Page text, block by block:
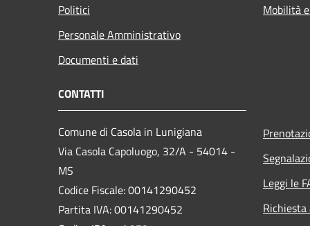
Politici
Personale Amministrativo
Documenti e dati
Mobilità
CONTATTI
Comune di Casola in Lunigiana
Via Casola Capoluogo, 32/A - 54014 -
MS
Codice Fiscale: 00141290452
Partita IVA: 00141290452
Leggi le